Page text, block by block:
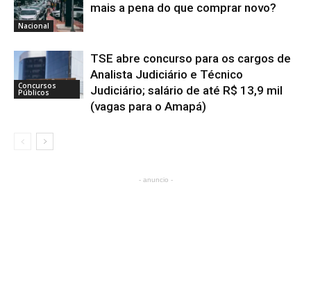
Nacional
mais a pena do que comprar novo?
Concursos
Públicos
TSE abre concurso para os cargos de
Analista Judiciário e Técnico
Judiciário; salário de até R$ 13,9 mil
(vagas para o Amapá)
- anuncio -